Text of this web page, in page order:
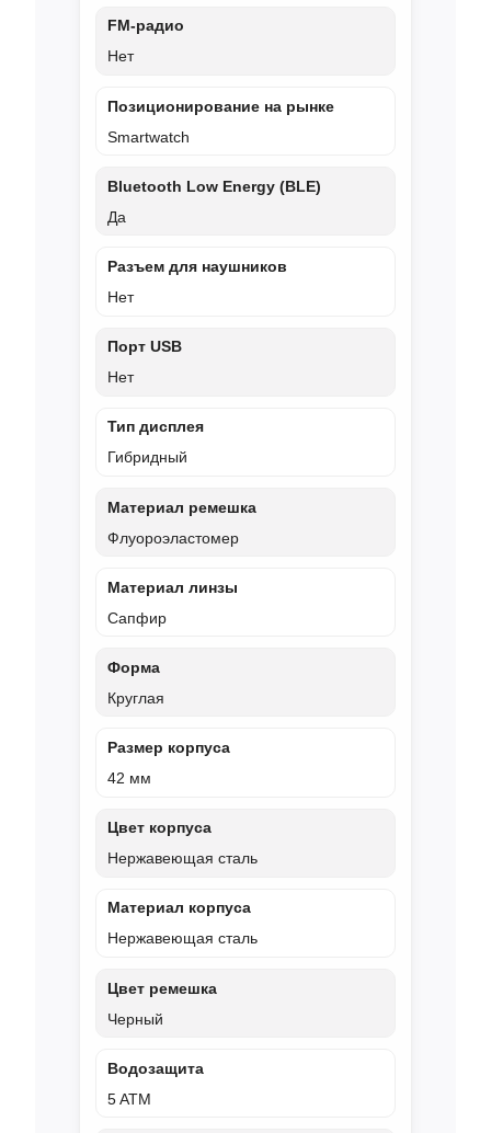
FM‑радио
Нет
Позиционирование на рынке
Smartwatch
Bluetooth Low Energy (BLE)
Да
Разъем для наушников
Нет
Порт USB
Нет
Тип дисплея
Гибридный
Материал ремешка
Флуороэластомер
Материал линзы
Сапфир
Форма
Круглая
Размер корпуса
42 мм
Цвет корпуса
Нержавеющая сталь
Материал корпуса
Нержавеющая сталь
Цвет ремешка
Черный
Водозащита
5 ATM